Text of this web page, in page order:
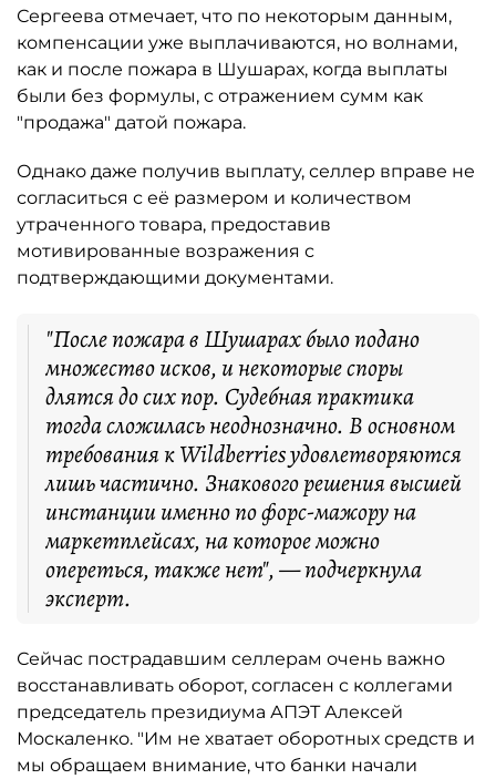
Сергеева отмечает, что по некоторым данным,
компенсации уже выплачиваются, но волнами,
как и после пожара в Шушарах, когда выплаты
были без формулы, с отражением сумм как
"продажа" датой пожара.
Однако даже получив выплату, селлер вправе не
согласиться с её размером и количеством
утраченного товара, предоставив
мотивированные возражения с
подтверждающими документами.
"После пожара в Шушарах было подано
множество исков, и некоторые споры
длятся до сих пор. Судебная практика
тогда сложилась неоднозначно. В основном
требования к Wildberries удовлетворяются
лишь частично. Знакового решения высшей
инстанции именно по форс-мажору на
маркетплейсах, на которое можно
опереться, также нет", — подчеркнула
эксперт.
Сейчас пострадавшим селлерам очень важно
восстанавливать оборот, согласен с коллегами
председатель президиума АПЭТ Алексей
Москаленко. "Им не хватает оборотных средств и
мы обращаем внимание, что банки начали